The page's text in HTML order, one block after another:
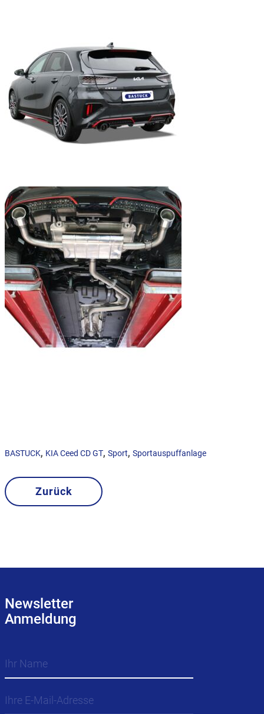
BASTUCK, KIA Ceed CD GT, Sport, Sportauspuffanlage
Zurück
Newsletter
Anmeldung